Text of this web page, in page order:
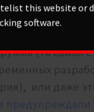
this website or
software.
воинство
(та самая
или даже
предупреждали